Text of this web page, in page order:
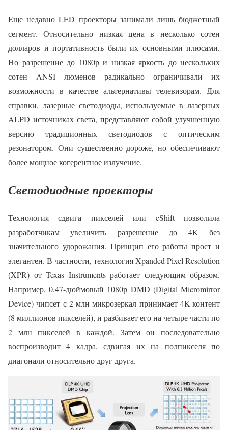
Еще недавно LED проекторы занимали лишь бюджетный
сегмент. Относительно низкая цена в несколько сотен
долларов и портативность были их основными плюсами.
Но разрешение до 1080p и низкая яркость до нескольких
сотен ANSI люменов радикально ограничивали их
возможности в качестве альтернативы телевизорам. Для
справки, лазерные светодиоды, используемые в лазерных
ALPD источниках света, представляют собой улучшенную
версию традиционных светодиодов с оптическим
резонатором. Они существенно дороже, но обеспечивают
более мощное когерентное излучение.
Светодиодные проекторы
Технология сдвига пикселей или eShift позволила
разработчикам увеличить разрешение до 4K без
значительного удорожания. Принцип его работы прост и
элегантен. В частности, технология Xpanded Pixel Resolution
(XPR) от Texas Instruments работает следующим образом.
Например, 0,47-дюймовый 1080p DMD (Digital Micromirror
Device) чипсет с 2 млн микрозеркал принимает 4K-контент
(8 миллионов пикселей), и разбивает его на четыре части по
2 млн пикселей в каждой. Затем он последовательно
воспроизводит 4 кадра, сдвигая их на полпикселя по
диагонали относительно друг друга.